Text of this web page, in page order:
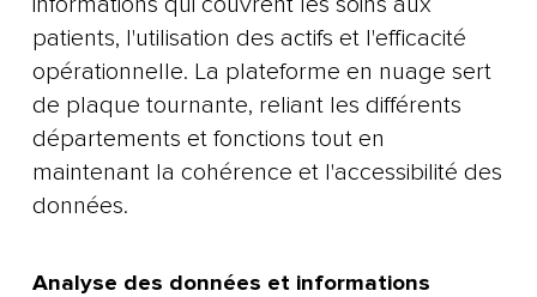
patients, l'utilisation des actifs et l'efficacité
opérationnelle. La plateforme en nuage sert
de plaque tournante, reliant les différents
départements et fonctions tout en
maintenant la cohérence et l'accessibilité des
données.
Analyse des données et informations